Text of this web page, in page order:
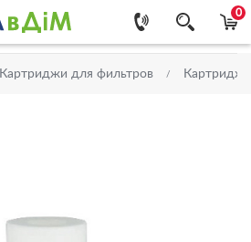
0
Картриджи для фильтров